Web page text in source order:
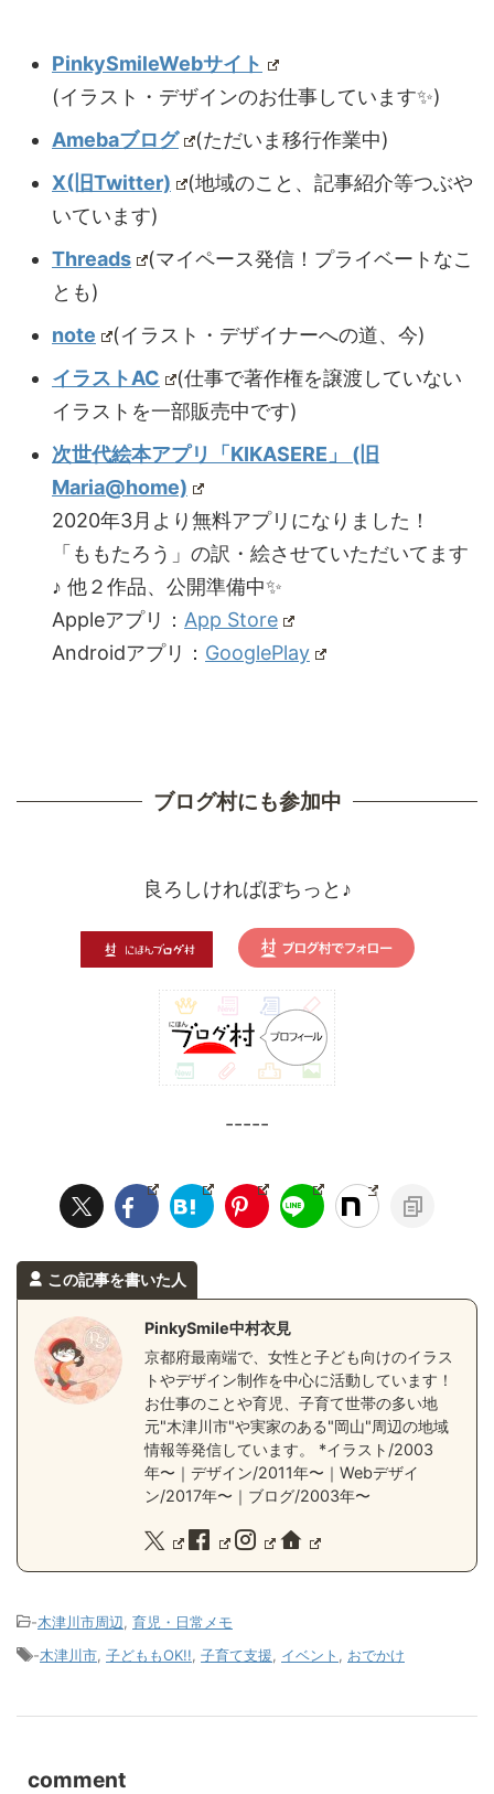
PinkySmileWebサイト
(イラスト・デザインのお仕事しています✨)
Amebaブログ
(ただいま移行作業中)
X(旧Twitter)
(地域のこと、記事紹介等つぶや
いています)
Threads
(マイペース発信！プライベートなこ
とも)
note
(イラスト・デザイナーへの道、今)
イラストAC
(仕事で著作権を譲渡していない
イラストを一部販売中です)
次世代絵本アプリ「KIKASERE」 (旧
Maria@home)
2020年3月より無料アプリになりました！
「ももたろう」の訳・絵させていただいてます
♪ 他２作品、公開準備中✨
Appleアプリ： App Store
Androidアプリ： GooglePlay
ブログ村にも参加中
良ろしければぽちっと♪
-----
この記事を書いた人
PinkySmile中村衣見
京都府最南端で、女性と子ども向けのイラス
トやデザイン制作を中心に活動しています！
お仕事のことや育児、子育て世帯の多い地
元"木津川市"や実家のある"岡山"周辺の地域
情報等発信しています。 *イラスト/2003
年〜｜デザイン/2011年〜｜Webデザイ
ン/2017年〜｜ブログ/2003年〜
-木津川市周辺 育児・日常メモ
-木津川市 子どももOK!! 子育て支援 イベント おでかけ
comment